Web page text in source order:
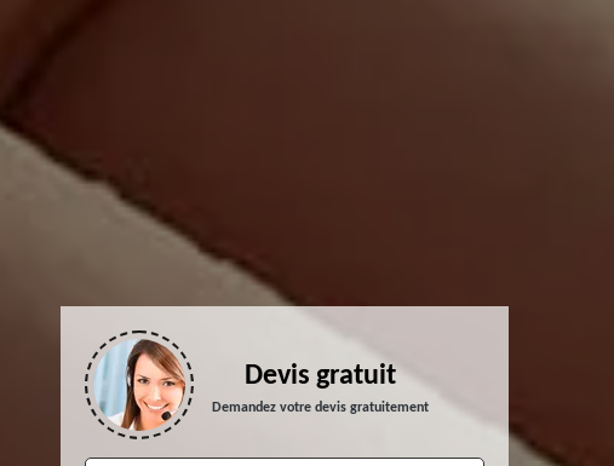
Devis gratuit
Demandez votre devis gratuitement